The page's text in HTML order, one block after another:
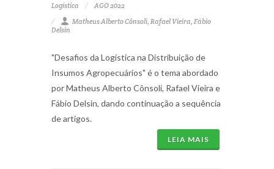
Logística
AGO 2022
Matheus Alberto Cônsoli, Rafael Vieira, Fábio
Delsin
"Desafios da Logística na Distribuição de
Insumos Agropecuários" é o tema abordado
por Matheus Alberto Cônsoli, Rafael Vieira e
Fábio Delsin, dando continuação a sequência
de artigos.
LEIA MAIS